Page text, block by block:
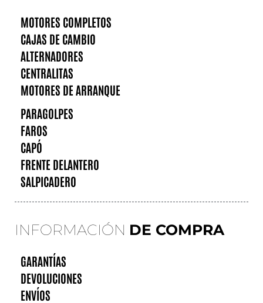
MOTORES COMPLETOS
CAJAS DE CAMBIO
ALTERNADORES
CENTRALITAS
MOTORES DE ARRANQUE
PARAGOLPES
FAROS
CAPÓ
FRENTE DELANTERO
SALPICADERO
INFORMACIÓN DE COMPRA
GARANTÍAS
DEVOLUCIONES
ENVÍOS